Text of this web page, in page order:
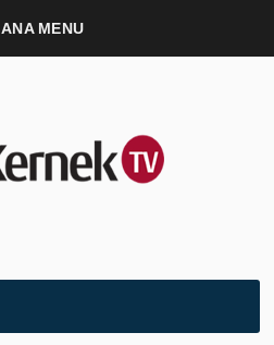
ANA MENU